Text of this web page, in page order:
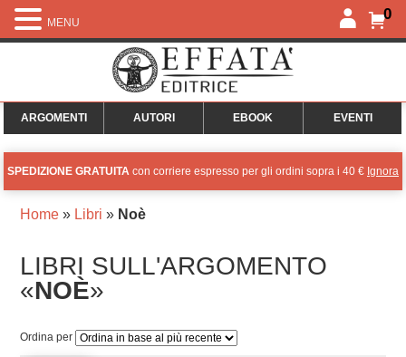
0
ARGOMENTI AUTORI EBOOK EVENTI
SPEDIZIONE GRATUITA con corriere espresso per gli ordini sopra i 40 € Ignora
Home» Libri » Noè
LIBRI SULL'ARGOMENTO
«NOÈ»
Ordina per
MENU